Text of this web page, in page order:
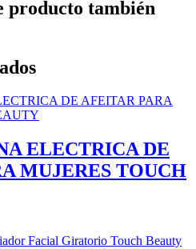
producto también
ELECTRICA DE
MUJERES TOUCH